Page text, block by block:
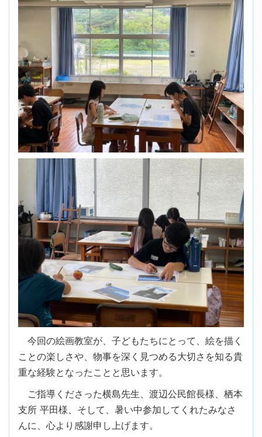
今回の絵画教室が、子どもたちにとって、絵を描く
ことの楽しさや、物事を深く見つめる大切さを知る貴
重な経験となったことと思います。
ご指導くださった横島先生、渡辺公民館長様、栖本
支所 平田様、そして、暑い中参加してくれたみなさ
んに、心より感謝申し上げます。